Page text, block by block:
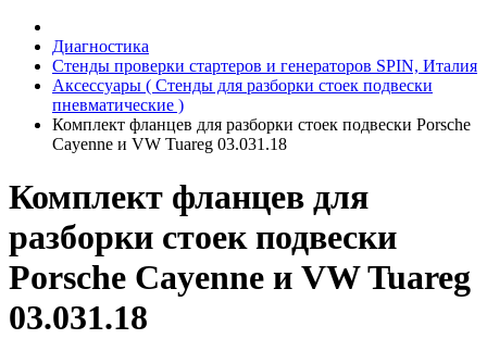
Диагностика
Стенды проверки стартеров и генераторов SPIN, Италия
Аксессуары ( Стенды для разборки стоек подвески
пневматические )
Комплект фланцев для разборки стоек подвески Porsche
Cayenne и VW Tuareg 03.031.18
Комплект фланцев для
разборки стоек подвески
Porsche Cayenne и VW Tuareg
03.031.18